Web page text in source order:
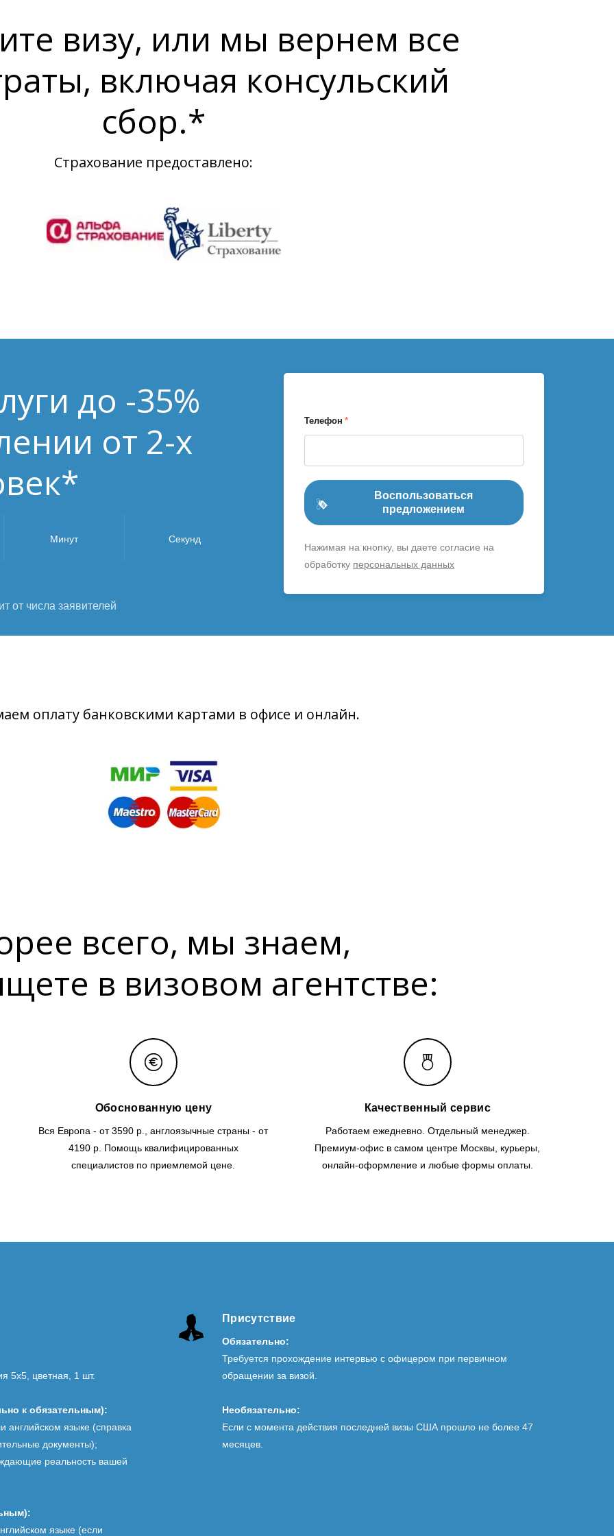
визу, или мы вернем все
включая консульский
сбор.*
Страхование предоставлено:
до -35%
от 2-х
Минут Секунд
от числа заявителей
Телефон *
Воспользоваться
предложением
Нажимая на кнопку, вы даете согласие на
обработку персональных данных
оплату банковскими картами в офисе и онлайн.
всего, мы знаем,
в визовом агентстве:
Обоснованную цену
Вся Европа - от 3590 р., англоязычные страны - от
4190 р. Помощь квалифицированных
специалистов по приемлемой цене.
Качественный сервис
Работаем ежедневно. Отдельный менеджер.
Премиум-офис в самом центре Москвы, курьеры,
онлайн-оформление и любые формы оплаты.
5х5, цветная, 1 шт.
к обязательным):
английском языке (справка
документы);
реальность вашей
языке (если
Присутствие
Обязательно:
Требуется прохождение интервью с офицером при первичном
обращении за визой.
Необязательно:
Если с момента действия последней визы США прошло не более 47
месяцев.